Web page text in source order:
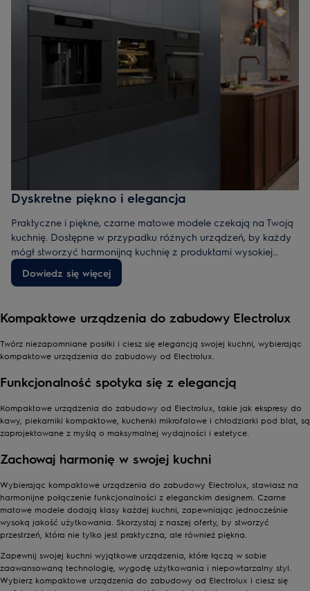
Dyskretne piękno i elegancja
Praktyczne i piękne, czarne matowe modele czekają na Twoją
kuchnię. Dostępne w przypadku różnych urządzeń, by każdy
mógł stworzyć harmonijną kuchnię z produktami wysokiej
jakości, które sprawią, że będzie prezentować się doskonale.
Dowiedz się więcej
Kompaktowe urządzenia do zabudowy Electrolux
Twórz niezapomniane posiłki i ciesz się elegancją swojej kuchni, wybierając
kompaktowe urządzenia do zabudowy od Electrolux.
Funkcjonalność spotyka się z elegancją
Kompaktowe urządzenia do zabudowy od Electrolux, takie jak ekspresy do
kawy, piekarniki kompaktowe, kuchenki mikrofalowe i chłodziarki pod blat, są
zaprojektowane z myślą o maksymalnej wydajności i estetyce.
Zachowaj harmonię w swojej kuchni
Wybierając kompaktowe urządzenia do zabudowy Electrolux, stawiasz na
harmonijne połączenie funkcjonalności z eleganckim designem. Czarne
matowe modele dodają klasy każdej kuchni, zapewniając jednocześnie
wysoką jakość użytkowania. Skorzystaj z naszej oferty, by stworzyć
przestrzeń, która nie tylko jest praktyczna, ale również piękna.
Zapewnij swojej kuchni wyjątkowe urządzenia, które łączą w sobie
zaawansowaną technologię, wygodę użytkowania i niepowtarzalny styl.
Wybierz kompaktowe urządzenia do zabudowy od Electrolux i ciesz się